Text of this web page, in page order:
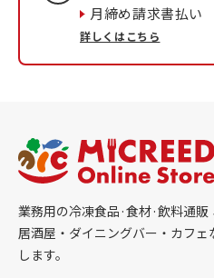
月締め請求書払い
詳しくはこちら
業務用の冷凍食品·食材·飲料通販
居酒屋・ダイニングバー・カフ
します。